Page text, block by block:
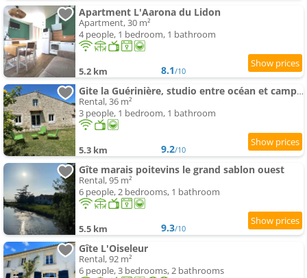
Apartment L'Aarona du Lidon
Apartment, 30 m²
4 people, 1 bedroom, 1 bathroom
5.2 km 8.1/10
Gite la Guérinière, studio entre océan et campagne !
Rental, 36 m²
3 people, 1 bedroom, 1 bathroom
5.3 km 9.2/10
Gîte marais poitevins le grand sablon ouest
Rental, 95 m²
6 people, 2 bedrooms, 1 bathroom
5.5 km 9.3/10
Gîte L'Oiseleur
Rental, 92 m²
6 people, 3 bedrooms, 2 bathrooms